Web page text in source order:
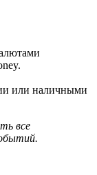
или наличными
все